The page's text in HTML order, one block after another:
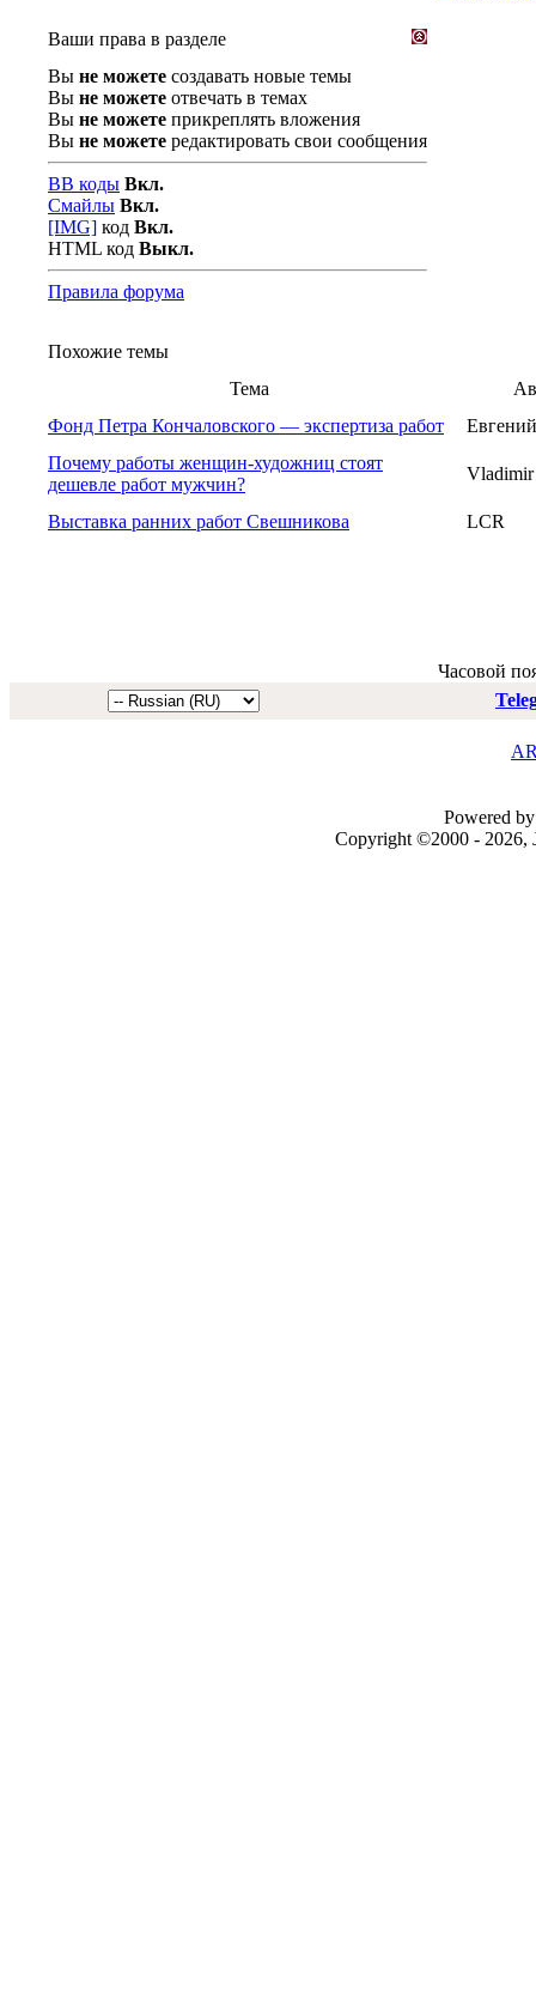
Ваши права в разделе
Вы не можете создавать новые темы
Вы не можете отвечать в темах
Вы не можете прикреплять вложения
Вы не можете редактировать свои сообщения
BB коды Вкл.
Смайлы Вкл.
[IMG] код Вкл.
HTML код Выкл.
Правила форума
Похожие темы
Тема
Фонд Петра Кончаловского — экспертиза работ
Евгений
Почему работы женщин-художниц стоят
дешевле работ мужчин?
Vladimir
Выставка ранних работ Свешникова LCR
Часовой
Powered
Copyright ©2000 - 2026,